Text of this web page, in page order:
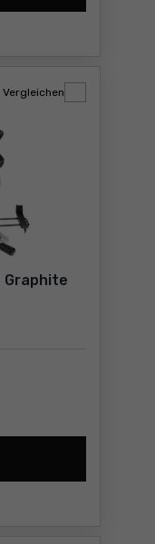
Graphite
Vergleichen
Gehrungssäge